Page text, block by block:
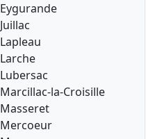
Eygurande
Juillac
Lapleau
Larche
Lubersac
Marcillac-la-Croisille
Masseret
Mercoeur